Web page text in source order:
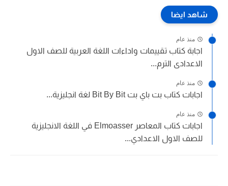
شاهد ايضا
منذ عام
اجابة كتاب تقييمات واداءات اللغة العربية للصف الاول
الاعدادى الترم...
منذ عام
اجابات كتاب بت باي بت Bit By Bit لغة انجليزية...
منذ عام
اجابات كتاب المعاصر Elmoasser في اللغة الانجليزية
للصف الاول الاعدادي...